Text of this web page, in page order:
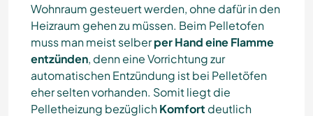
Wohnraum gesteuert werden, ohne dafür in den
Heizraum gehen zu müssen. Beim Pelletofen
muss man meist selberper Hand eine Flamme
entzünden, denn eine Vorrichtung zur
automatischen Entzündung ist bei Pelletöfen
eher selten vorhanden. Somit liegt die
Pelletheizung bezüglichKomfort deutlich